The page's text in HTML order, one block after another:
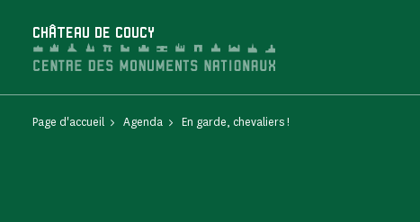
CHÂTEAU DE COUCY
Page d'accueil Agenda En garde, chevaliers !